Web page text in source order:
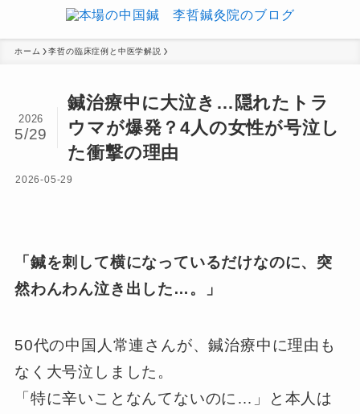
ホーム 李哲の臨床症例と中医学解説
鍼治療中に大泣き…隠れたトラ
ウマが爆発？4人の女性が号泣し
た衝撃の理由
2026
5/29
2026-05-29
「鍼を刺して横になっているだけなのに、突
然わんわん泣き出した…。」
50代の中国人常連さんが、鍼治療中に理由も
なく大号泣しました。
「特に辛いことなんてないのに…」と本人は